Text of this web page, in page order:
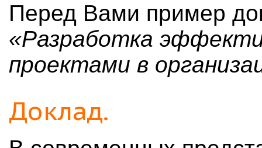
Перед Вами пример
«Разработка
проектами в
Доклад.